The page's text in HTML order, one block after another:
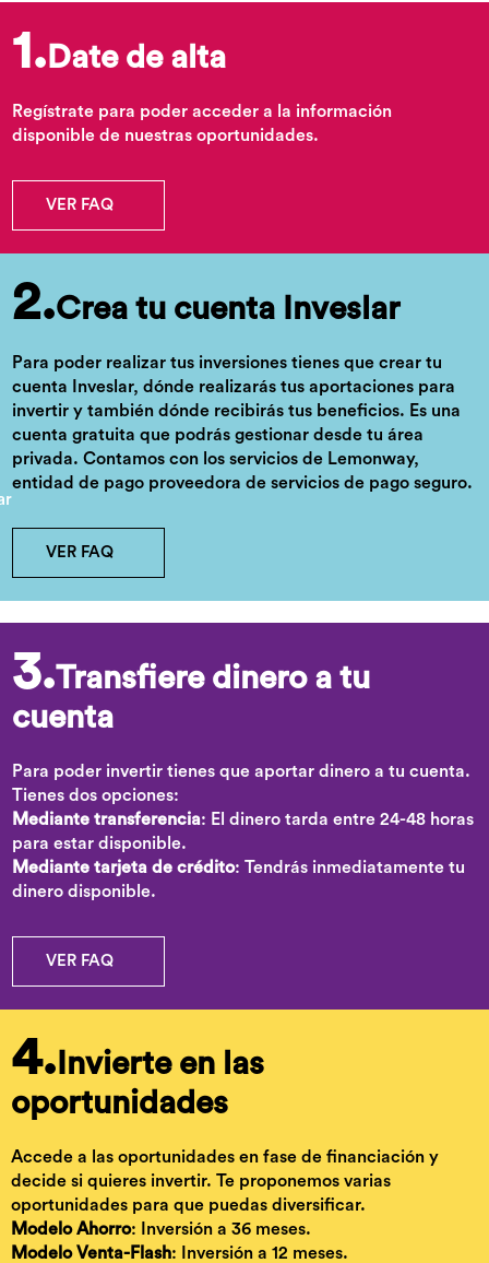
1. Date de alta
Regístrate para poder acceder a la información
disponible de nuestras oportunidades.
VER FAQ
2.Crea tu cuenta Inveslar
Para poder realizar tus inversiones tienes que crear tu
cuenta Inveslar, dónde realizarás tus aportaciones para
invertir y también dónde recibirás tus beneficios. Es una
cuenta gratuita que podrás gestionar desde tu área
privada. Contamos con los servicios de Lemonway,
entidad de pago proveedora de servicios de pago seguro.
VER FAQ
3.Transfiere dinero a tu
cuenta
Para poder invertir tienes que aportar dinero a tu cuenta.
Tienes dos opciones:
Mediante transferencia: El dinero tarda entre 24-48 horas
para estar disponible.
Mediante tarjeta de crédito: Tendrás inmediatamente tu
dinero disponible.
VER FAQ
4. Invierte en las
oportunidades
Accede a las oportunidades en fase de financiación y
decide si quieres invertir. Te proponemos varias
oportunidades para que puedas diversificar.
Modelo Ahorro: Inversión a 36 meses.
Modelo Venta-Flash: Inversión a 12 meses.